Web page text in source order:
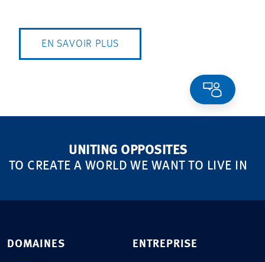
EN SAVOIR PLUS
UNITING OPPOSITES
TO CREATE A WORLD WE WANT TO LIVE IN
DOMAINES ENTREPRISE